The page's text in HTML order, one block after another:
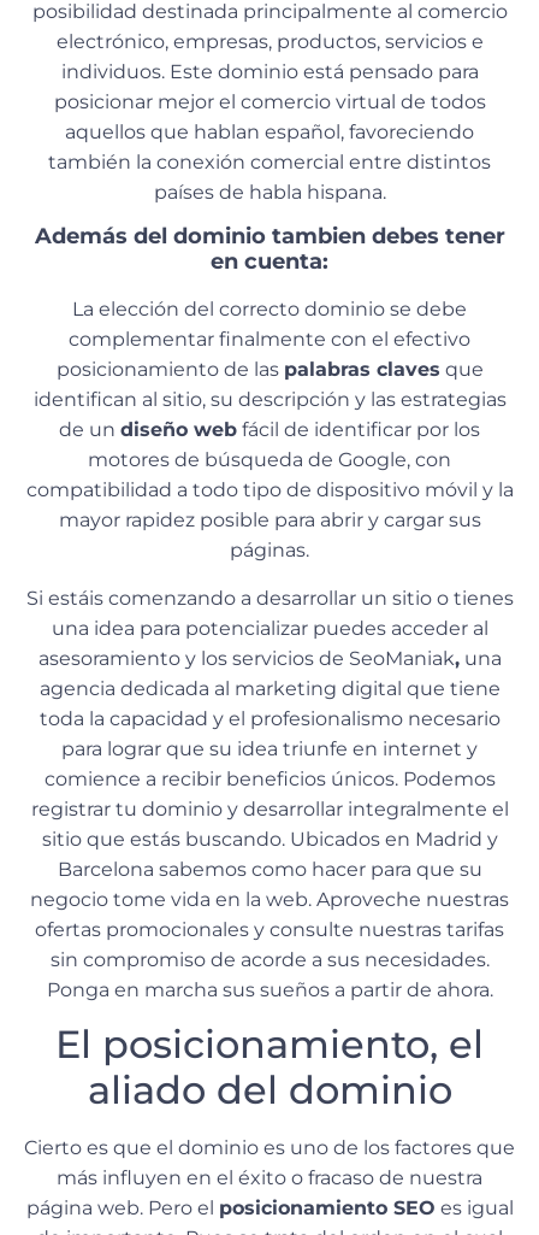
posibilidad destinada principalmente al comercio
electrónico, empresas, productos, servicios e
individuos. Este dominio está pensado para
posicionar mejor el comercio virtual de todos
aquellos que hablan español, favoreciendo
también la conexión comercial entre distintos
países de habla hispana.
Además del dominio tambien debes tener
en cuenta:
La elección del correcto dominio se debe
complementar finalmente con el efectivo
posicionamiento de las palabras claves que
identifican al sitio, su descripción y las estrategias
de un diseño web fácil de identificar por los
motores de búsqueda de Google, con
compatibilidad a todo tipo de dispositivo móvil y la
mayor rapidez posible para abrir y cargar sus
páginas.
Si estáis comenzando a desarrollar un sitio o tienes
una idea para potencializar puedes acceder al
asesoramiento y los servicios de SeoManiak,una
agencia dedicada al marketing digital que tiene
toda la capacidad y el profesionalismo necesario
para lograr que su idea triunfe en internet y
comience a recibir beneficios únicos. Podemos
registrar tu dominio y desarrollar integralmente el
sitio que estás buscando. Ubicados en Madrid y
Barcelona sabemos como hacer para que su
negocio tome vida en la web. Aproveche nuestras
ofertas promocionales y consulte nuestras tarifas
sin compromiso de acorde a sus necesidades.
Ponga en marcha sus sueños a partir de ahora.
El posicionamiento, el
aliado del dominio
Cierto es que el dominio es uno de los factores que
más influyen en el éxito o fracaso de nuestra
página web. Pero el posicionamiento SEO es igual